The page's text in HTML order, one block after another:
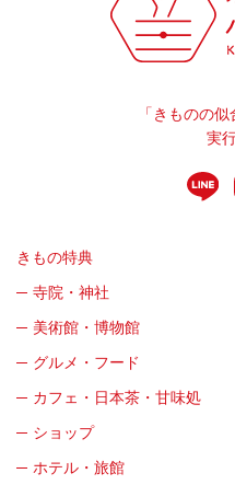
「きものの
実
きもの特典
寺院・神社
美術館・博物館
グルメ・フード
カフェ・日本茶・甘味処
ショップ
ホテル・旅館